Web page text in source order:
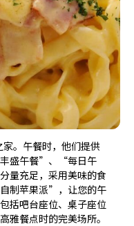
家。午餐时，他们提供
盛午餐”、“每日午
量充足，采用美味的食
制苹果派”，让您的午
括吧台座位、桌子座位
雅餐点时的完美场所。